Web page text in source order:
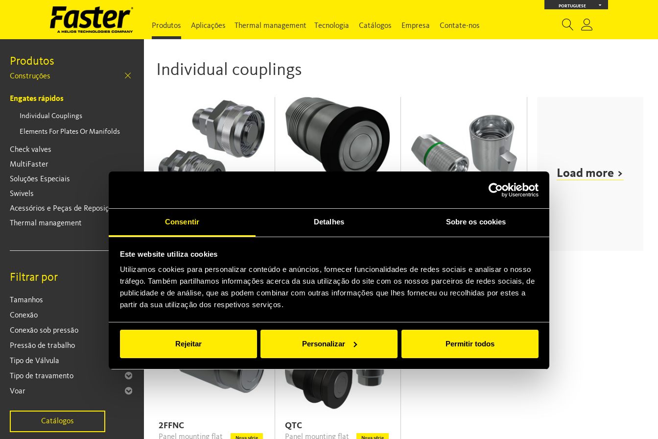
Consentir Detalhes Sobre os cookies
Este website utiliza cookies
Utilizamos cookies para personalizar conteúdo e anúncios, fornecer funcionalidades de redes sociais e analisar o nosso
tráfego. Também partilhamos informações acerca da sua utilização do site com os nossos parceiros de redes sociais, de
publicidade e de análise, que as podem combinar com outras informações que lhes forneceu ou recolhidas por estes a
partir da sua utilização dos respetivos serviços.
Rejeitar Personalizar Permitir todos
PORTUGUESE
Produtos Aplicações Thermal management Tecnologia Catálogos Empresa Contate-nos
Produtos
Construções
Engates rápidos
Individual Couplings
Elements For Plates Or Manifolds
Check valves
MultiFaster
Soluções Especiais
Swivels
Acessórios e Peças de Reposição
Thermal management
Filtrar por
Tamanhos
Conexão
Conexão sob pressão
Pressão de trabalho
Tipo de Válvula
Tipo de travamento
Voar
Catálogos
Individual couplings
couplings, robust and
Market interchange.
for frontal installation into
Oil & Gas application, market
complete connection and a
improved engagement.
Load more >
Elements for plates or manifolds
2FFNC
Nova série
Panel mounting flat
QTC
Nova série
Panel mounting flat